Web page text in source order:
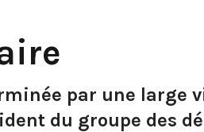
par une large
du groupe des